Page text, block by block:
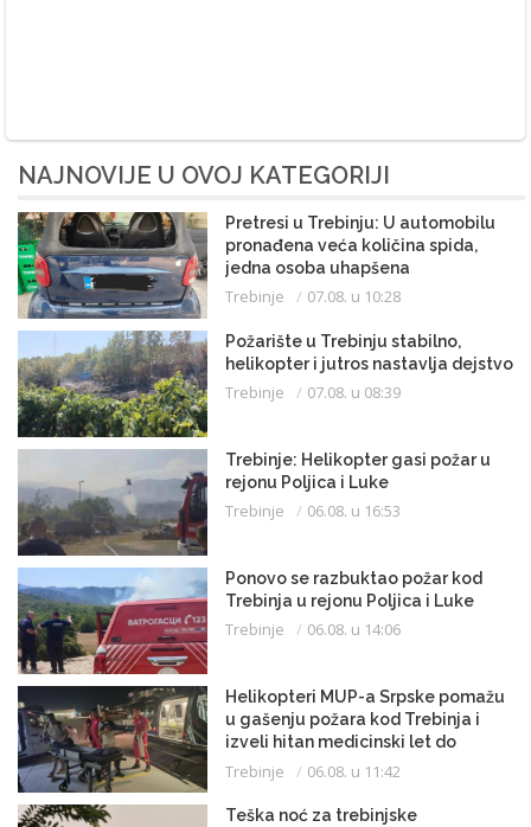
NAJNOVIJE U OVOJ KATEGORIJI
Pretresi u Trebinju: U automobilu
pronađena veća količina spida,
jedna osoba uhapšena
Trebinje 07.08. u 10:28
Požarište u Trebinju stabilno,
helikopter i jutros nastavlja dejstvo
Trebinje 07.08. u 08:39
Trebinje: Helikopter gasi požar u
rejonu Poljica i Luke
Trebinje 06.08. u 16:53
Ponovo se razbuktao požar kod
Trebinja u rejonu Poljica i Luke
Trebinje 06.08. u 14:06
Helikopteri MUP-a Srpske pomažu
u gašenju požara kod Trebinja i
izveli hitan medicinski let do
Beograda
Trebinje 06.08. u 11:42
Teška noć za trebinjske